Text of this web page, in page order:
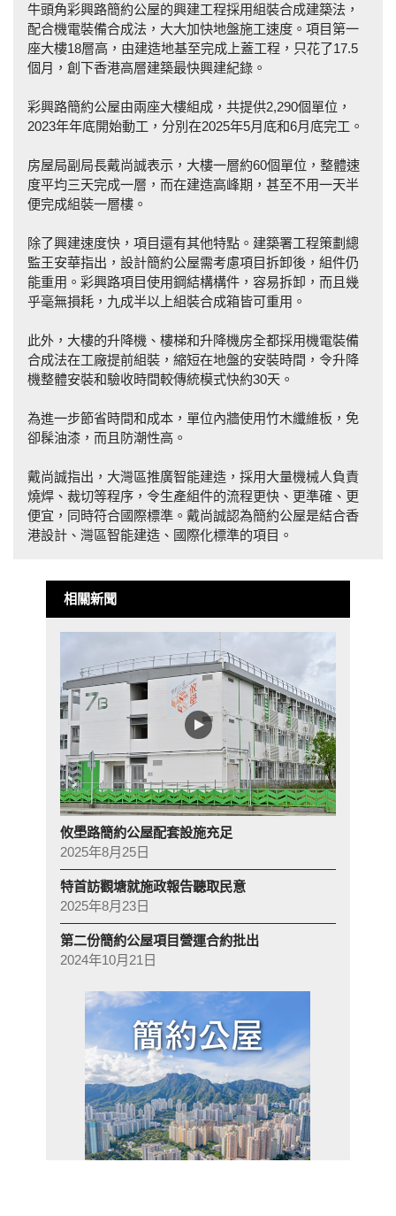
牛頭角彩興路簡約公屋的興建工程採用組裝合成建築法，
配合機電裝備合成法，大大加快地盤施工速度。項目第一
座大樓18層高，由建造地基至完成上蓋工程，只花了17.5
個月，創下香港高層建築最快興建紀錄。
彩興路簡約公屋由兩座大樓組成，共提供2,290個單位，
2023年年底開始動工，分別在2025年5月底和6月底完工。
房屋局副局長戴尚誠表示，大樓一層約60個單位，整體速
度平均三天完成一層，而在建造高峰期，甚至不用一天半
便完成組裝一層樓。
除了興建速度快，項目還有其他特點。建築署工程策劃總
監王安華指出，設計簡約公屋需考慮項目拆卸後，組件仍
能重用。彩興路項目使用鋼結構構件，容易拆卸，而且幾
乎毫無損耗，九成半以上組裝合成箱皆可重用。
此外，大樓的升降機、樓梯和升降機房全都採用機電裝備
合成法在工廠提前組裝，縮短在地盤的安裝時間，令升降
機整體安裝和驗收時間較傳統模式快約30天。
為進一步節省時間和成本，單位內牆使用竹木纖維板，免
卻髹油漆，而且防潮性高。
戴尚誠指出，大灣區推廣智能建造，採用大量機械人負責
燒焊、裁切等程序，令生產組件的流程更快、更準確、更
便宜，同時符合國際標準。戴尚誠認為簡約公屋是結合香
港設計、灣區智能建造、國際化標準的項目。
相關新聞
攸壆路簡約公屋配套設施充足
2025年8月25日
特首訪觀塘就施政報告聽取民意
2025年8月23日
第二份簡約公屋項目營運合約批出
2024年10月21日